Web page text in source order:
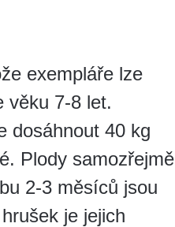
exempláře lze
věku 7-8 let.
dosáhnout 40 kg
Plody samozřejmě
2-3 měsíců jsou
je jejich